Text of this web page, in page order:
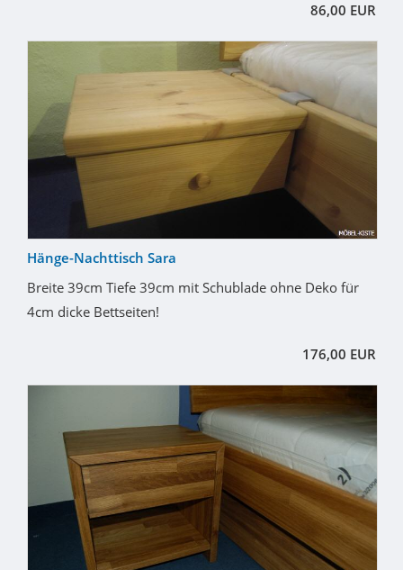
86,00 EUR
Hänge-Nachttisch Sara
Breite 39cm Tiefe 39cm mit Schublade ohne Deko für
4cm dicke Bettseiten!
176,00 EUR